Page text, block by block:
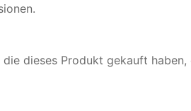
die dieses Produkt gekauft